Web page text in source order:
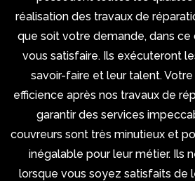
réalisation des travaux de
que soit votre demande, dans ce
vous satisfaire. Ils exécuteront
savoir-faire et leur talent.
efficience après nos travaux de
garantir des services
couvreurs sont très minutieux et
inégalable pour leur métier. Ils
lorsque vous soyez satisfaits de